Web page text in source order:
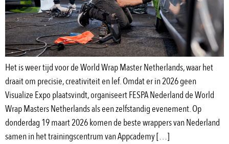
Het is weer tijd voor de World Wrap Master Netherlands, waar het
draait om precisie, creativiteit en lef. Omdat er in 2026 geen
Visualize Expo plaatsvindt, organiseert FESPA Nederland de World
Wrap Masters Netherlands als een zelfstandig evenement. Op
donderdag 19 maart 2026 komen de beste wrappers van Nederland
samen in het trainingscentrum van Appcademy […]